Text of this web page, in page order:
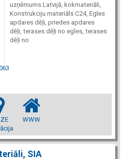
uzņēmums Latvijā, kokmateriāli,
Konstrukciju materiāls C24, Egles
apdares dēļi, priedes apdares
dēļi, terases dēļi no egles, terases
dēļi no
WWW
SIA